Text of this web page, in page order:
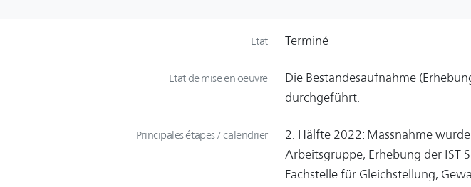
Etat Terminé
Etat de mise en oeuvre
Die Bestandesaufnahme
durchgeführt.
Principales étapes / calendrier
2. Hälfte 2022: Massnahme
Arbeitsgruppe, Erhebung der IST
Fachstelle für Gleichstellung,